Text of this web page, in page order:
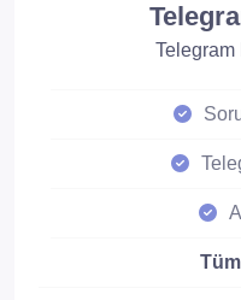
Telegram